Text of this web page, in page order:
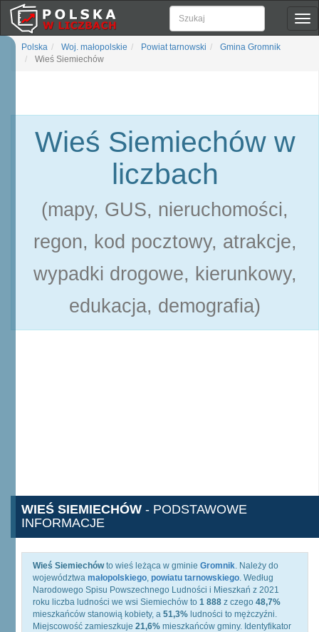
Polska Woj. małopolskie Powiat tarnowski
Gmina Gromnik
Wieś Siemiechów
Wieś Siemiechów w
liczbach
(mapy, GUS, nieruchomości,
regon, kod pocztowy, atrakcje,
wypadki drogowe, kierunkowy,
edukacja, demografia)
WIEŚ SIEMIECHÓW - PODSTAWOWE
INFORMACJE
Wieś Siemiechówto wieś leżąca w gminie Gromnik. Należy do
województwa małopolskiego, powiatu tarnowskiego. Według
Narodowego Spisu Powszechnego Ludności i Mieszkań z 2021
roku liczba ludności we wsi Siemiechów to 1 888 z czego 48,7%
mieszkańców stanowią kobiety, a 51,3% ludności to mężczyźni.
Miejscowość zamieszkuje 21,6% mieszkańców gminy. Identyfikator